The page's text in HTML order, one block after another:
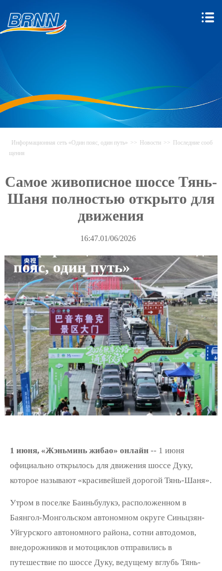
пояс, один путь»
Информационная сеть «Один пояс, один путь» >> Новости >> Последние сооб
щения
Самое живописное шоссе Тянь-
Шаня полностью открыто для
движения
16:47.01/06/2026
1 июня, «Жэньминь жибао» онлайн-- 1 июня
официально открылось для движения шоссе Дуку,
которое называют «красивейшей дорогой Тянь-Шаня».
Утром в поселке Баиньбулукэ, расположенном в
Баянгол-Монгольском автономном округе Синьцзян-
Уйгурского автономного района, сотни автодомов,
внедорожников и мотоциклов отправились в
путешествие по шоссе Дуку, ведущему вглубь Тянь-